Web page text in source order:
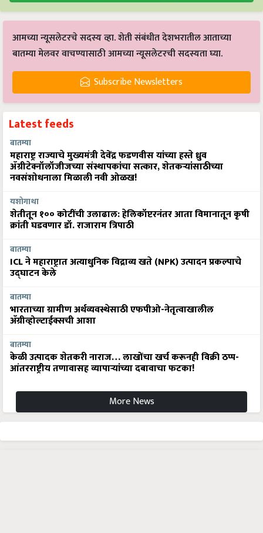
आमच्या न्यूसलेटरचे सदस्य व्हा. शेती संबंधीत देशभरातील आताच्या
बातम्या मेलवर वाचण्यासाठी आमच्या न्यूसलेटरची सदस्यता घ्या.
Subscribe Newsletters
Latest feeds
बातम्या
महाराष्ट्र राज्याचे मुख्यमंत्री देवेंद्र फडणवीस यांच्या हस्ते ध्रुव
ॲग्रीटेक्नॉलॉजीजच्या संस्थापकांचा सत्कार, शेतकऱ्यांसाठीच्या
नवसंशोधनाला मिळाली नवी ओळख!
यशोगाथा
शेतीतून १०० कोटींची उलाढाल: हेलिकॉप्टरनंतर आता विमानातून कृषी
क्रांती घडवणार डॉ. राजाराम त्रिपाठी
बातम्या
ICL ने महाराष्ट्रात अत्याधुनिक विद्राव्य खते (NPK) उत्पादन प्रकल्पाचे
उद्घाटन केले
बातम्या
भारताच्या ग्रामीण अर्थव्यवस्थेसाठी एफपीओ-नेतृत्वाखालील
अ‍ॅग्रीव्होल्टाईक्सची आशा
बातम्या
केळी उत्पादक शेतकरी नाराज… लाखोंचा खर्च करूनही विक्री ठप्प-
आंतरराष्ट्रीय तणावासह व्यापाऱ्यांच्या दबावाचा फटका!
More News